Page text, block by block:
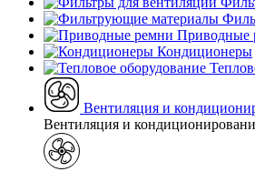
Приводные
Кондиционеры
Вентиляция и
Вентиляция и